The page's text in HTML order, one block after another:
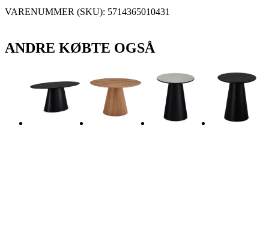
VARENUMMER (SKU): 5714365010431
ANDRE KØBTE OGSÅ